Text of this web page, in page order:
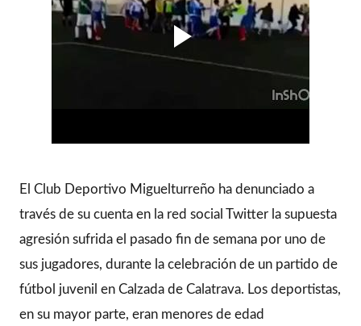
El Club Deportivo Miguelturreño ha denunciado a
través de su cuenta en la red social Twitter la supuesta
agresión sufrida el pasado fin de semana por uno de
sus jugadores, durante la celebración de un partido de
fútbol juvenil en Calzada de Calatrava. Los deportistas,
en su mayor parte, eran menores de edad